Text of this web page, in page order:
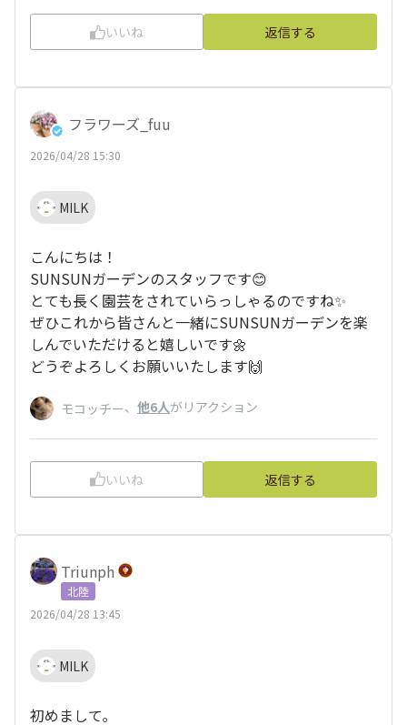
いいね 返信する
フラワーズ_fuu
2026/04/28 15:30
MILK
こんにちは！
SUNSUNガーデンのスタッフです😊
とても長く園芸をされていらっしゃるのですね✨
ぜひこれから皆さんと一緒にSUNSUNガーデンを楽
しんでいただけると嬉しいです🌼
どうぞよろしくお願いいたします🙌
モコッチー、 他6人がリアクション
いいね 返信する
Triunph
北陸
2026/04/28 13:45
MILK
初めまして｡